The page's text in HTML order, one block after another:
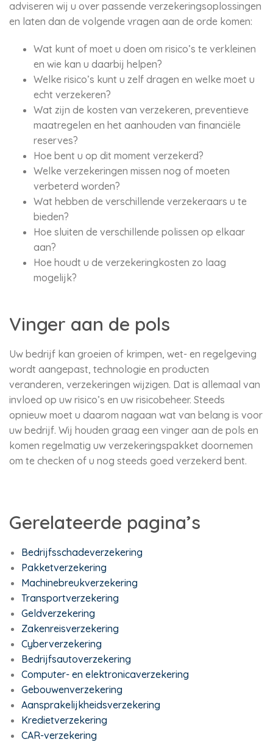
adviseren wij u over passende verzekeringsoplossingen
en laten dan de volgende vragen aan de orde komen:
Wat kunt of moet u doen om risico’s te verkleinen
en wie kan u daarbij helpen?
Welke risico’s kunt u zelf dragen en welke moet u
echt verzekeren?
Wat zijn de kosten van verzekeren, preventieve
maatregelen en het aanhouden van financiële
reserves?
Hoe bent u op dit moment verzekerd?
Welke verzekeringen missen nog of moeten
verbeterd worden?
Wat hebben de verschillende verzekeraars u te
bieden?
Hoe sluiten de verschillende polissen op elkaar
aan?
Hoe houdt u de verzekeringkosten zo laag
mogelijk?
Vinger aan de pols
Uw bedrijf kan groeien of krimpen, wet- en regelgeving
wordt aangepast, technologie en producten
veranderen, verzekeringen wijzigen. Dat is allemaal van
invloed op uw risico’s en uw risicobeheer. Steeds
opnieuw moet u daarom nagaan wat van belang is voor
uw bedrijf. Wij houden graag een vinger aan de pols en
komen regelmatig uw verzekeringspakket doornemen
om te checken of u nog steeds goed verzekerd bent.
Gerelateerde pagina’s
Bedrijfsschadeverzekering
Pakketverzekering
Machinebreukverzekering
Transportverzekering
Geldverzekering
Zakenreisverzekering
Cyberverzekering
Bedrijfsautoverzekering
Computer- en elektronicaverzekering
Gebouwenverzekering
Aansprakelijkheidsverzekering
Kredietverzekering
CAR-verzekering